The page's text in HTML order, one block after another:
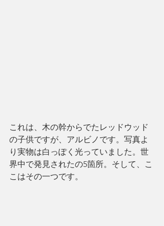
これは、木の幹からでたレッドウッド
の子供ですが、アルビノです。写真よ
り実物は白っぽく光っていました。世
界中で発見されたの5箇所。そして、こ
こはその一つです。